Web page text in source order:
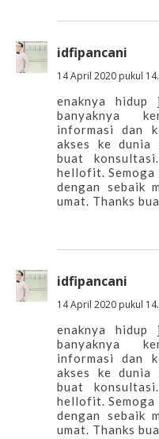
idfipancani
14 April 2020 pukul
enaknya hidup
banyaknya
informasi dan
akses ke dunia
buat
hellofit. Semoga
dengan sebaik
umat. Thanks
idfipancani
14 April 2020 pukul
enaknya hidup
banyaknya
informasi dan
akses ke dunia
buat
hellofit. Semoga
dengan sebaik
umat. Thanks